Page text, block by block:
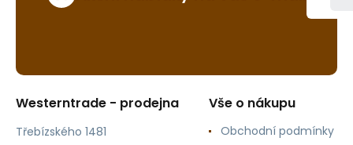
Westerntrade - prodejna
Třebízského 1481
Vše o nákupu
Obchodní podmínky